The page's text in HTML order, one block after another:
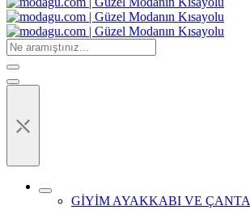
⤬
GİYİM AYAKKABI VE ÇANTA